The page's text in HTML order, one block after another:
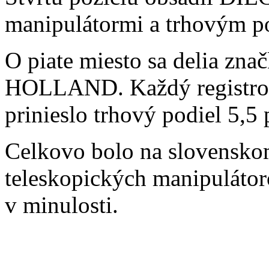
manipulátormi a trhovým
O piate miesto sa delia
HOLLAND. Každý
prinieslo trhový podiel 5,5
Celkovo bolo na
teleskopických
v minulosti.